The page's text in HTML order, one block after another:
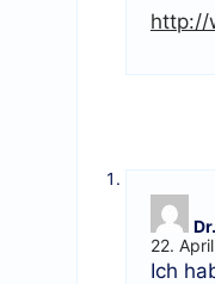
http://
22.
Ich